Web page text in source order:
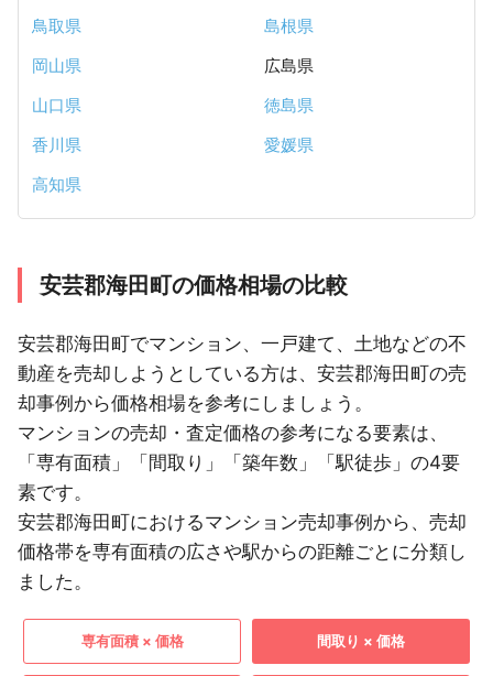
鳥取県
島根県
岡山県
広島県
山口県
徳島県
香川県
愛媛県
高知県
安芸郡海田町の価格相場の比較
安芸郡海田町でマンション、一戸建て、土地などの不
動産を売却しようとしている方は、安芸郡海田町の売
却事例から価格相場を参考にしましょう。
マンションの売却・査定価格の参考になる要素は、
「専有面積」「間取り」「築年数」「駅徒歩」の4要
素です。
安芸郡海田町におけるマンション売却事例から、売却
価格帯を専有面積の広さや駅からの距離ごとに分類し
ました。
専有面積 × 価格 間取り × 価格